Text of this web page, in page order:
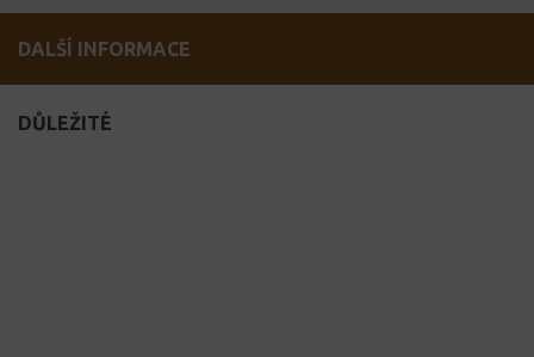
DALŠÍ INFORMACE
DŮLEŽITÉ